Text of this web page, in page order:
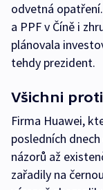
odvetná
a PPF v Číně i
plánovala
tehdy prezident.
Všichni
Firma Huawei,
posledních
názorů až
zařadily na